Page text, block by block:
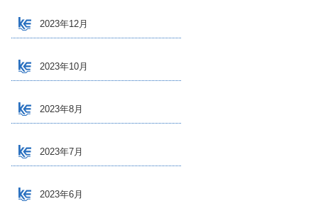
2023年12月
2023年10月
2023年8月
2023年7月
2023年6月